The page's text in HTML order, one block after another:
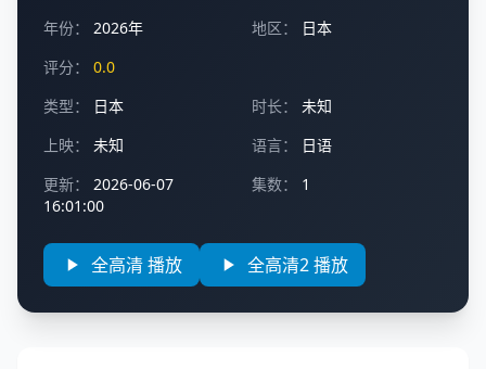
年份：
2026年 地区：
日本
评分：
0.0
类型：
日本 时长：
未知
上映：
未知 语言：
日语
更新：
2026-06-07
16:01:00
集数： 1
全高清 播放 全高清2 播放